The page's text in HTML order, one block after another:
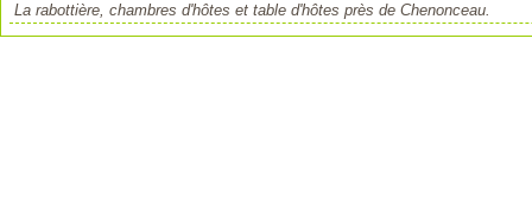
La rabottière, chambres d'hôtes et table d'hôtes près de Chenonceau.